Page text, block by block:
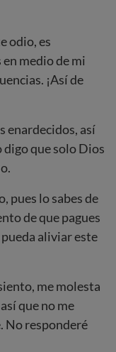
odio, es
medio de mi
¡Así de
enardecidos, así
digo que solo Dios
pues lo sabes de
de que pagues
aliviar este
me molesta
que no me
No responderé